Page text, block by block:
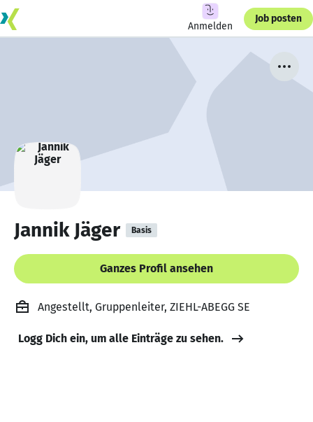
Anmelden
Job posten
Jannik Jäger Basis
Ganzes Profil ansehen
Angestellt, Gruppenleiter, ZIEHL-ABEGG SE
Logg Dich ein, um alle Einträge zu sehen.